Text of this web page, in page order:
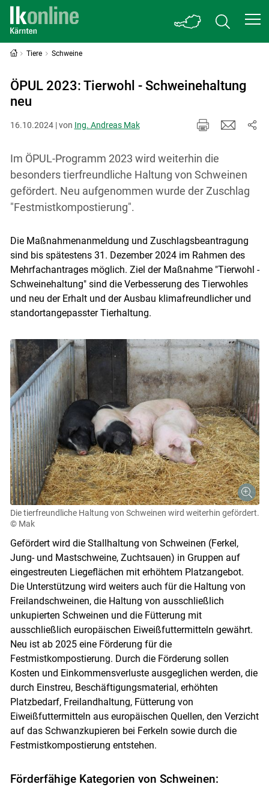
Tiere Schweine
ÖPUL 2023: Tierwohl - Schweinehaltung
neu
16.10.2024 | von Ing. Andreas Mak
Im ÖPUL-Programm 2023 wird weiterhin die
besonders tierfreundliche Haltung von Schweinen
gefördert. Neu aufgenommen wurde der Zuschlag
"Festmistkompostierung".
Die Maßnahmenanmeldung und Zuschlagsbeantragung
sind bis spätestens 31. Dezember 2024 im Rahmen des
Mehrfachantrages möglich. Ziel der Maßnahme "Tierwohl -
Schweinehaltung" sind die Verbesserung des Tierwohles
und neu der Erhalt und der Ausbau klimafreundlicher und
standortangepasster Tierhaltung.
Die tierfreundliche Haltung von Schweinen wird weiterhin gefördert.
© Mak
Gefördert wird die Stallhaltung von Schweinen (Ferkel,
Jung- und Mastschweine, Zuchtsauen) in Gruppen auf
eingestreuten Liegeflächen mit erhöhtem Platzangebot.
Die Unterstützung wird weiters auch für die Haltung von
Freilandschweinen, die Haltung von ausschließlich
unkupierten Schweinen und die Fütterung mit
ausschließlich europäischen Eiweißfuttermitteln gewährt.
Neu ist ab 2025 eine Förderung für die
Festmistkompostierung. Durch die Förderung sollen
Kosten und Einkommensverluste ausgeglichen werden, die
durch Einstreu, Beschäftigungsmaterial, erhöhten
Platzbedarf, Freilandhaltung, Fütterung von
Eiweißfuttermitteln aus europäischen Quellen, den Verzicht
auf das Schwanzkupieren bei Ferkeln sowie durch die
Festmistkompostierung entstehen.
Förderfähige Kategorien von Schweinen: